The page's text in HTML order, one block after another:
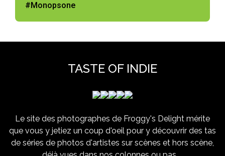
#Monopsone
TASTE OF INDIE
Le site des photographes de Froggy's Delight mérite
que vous y jetiez un coup d'oeil pour y découvrir des tas
de séries de photos d'artistes sur scènes et hors scène,